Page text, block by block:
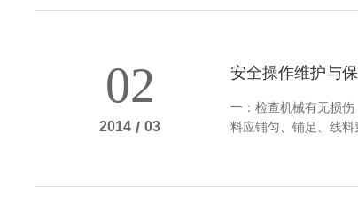
02
2014 / 03
安全操作维护与
一：检查机械有无损
料应铺匀、铺足、线